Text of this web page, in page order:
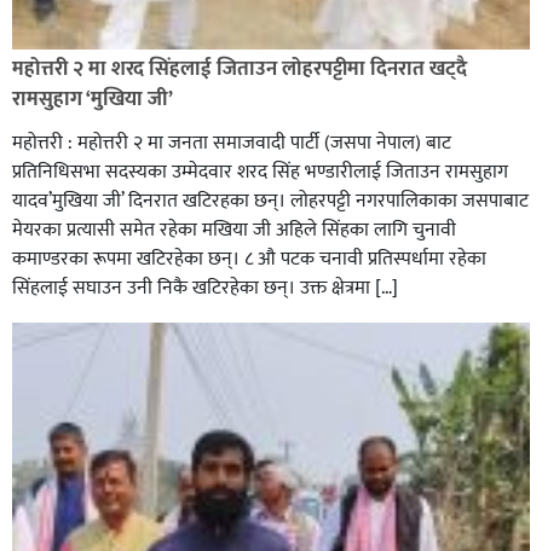
रक्तदान सेवामा जिल्लामै दोस्रो स्थान ल्याएकोमा जनमत नेताद्वय
रेडक्रस सिराहा द्वारा सम्मानित
सिराहाको औरहीमा जेन-जी भेला सम्पन्न
महोत्तरी २ मा शरद सिंहलाई जिताउन लोहरपट्टीमा दिनरात खट्दै
रामसुहाग ‘मुखिया जी’
महोत्तरी : महोत्तरी २ मा जनता समाजवादी पार्टी (जसपा नेपाल) बाट
प्रतिनिधिसभा सदस्यका उम्मेदवार शरद सिंह भण्डारीलाई जिताउन रामसुहाग
यादव’मुखिया जी’ दिनरात खटिरहका छन्। लोहरपट्टी नगरपालिकाका जसपाबाट
मेयरका प्रत्यासी समेत रहेका मखिया जी अहिले सिंहका लागि चुनावी
कमाण्डरका रूपमा खटिरहेका छन्। ८ औ पटक चनावी प्रतिस्पर्धामा रहेका
सिंहलाई सघाउन उनी निकै खटिरहेका छन्। उक्त क्षेत्रमा […]